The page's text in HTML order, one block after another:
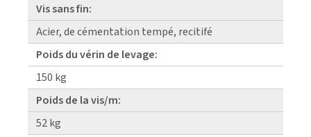
Vis sans fin:
Acier, de cémentation tempé, recitifé
Poids du vérin de levage:
150 kg
Poids de la vis/m:
52 kg